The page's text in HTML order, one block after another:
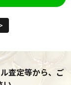
>
査定等から、ご